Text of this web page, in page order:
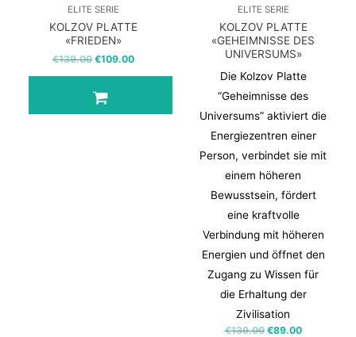
ELITE SERIE
KOLZOV PLATTE
«FRIEDEN»
€139.00 €109.00
ELITE SERIE
KOLZOV PLATTE
«GEHEIMNISSE DES
UNIVERSUMS»
Die Kolzov Platte
“Geheimnisse des
Universums” aktiviert die
Energiezentren einer
Person, verbindet sie mit
einem höheren
Bewusstsein, fördert
eine kraftvolle
Verbindung mit höheren
Energien und öffnet den
Zugang zu Wissen für
die Erhaltung der
Zivilisation
€139.00 €89.00